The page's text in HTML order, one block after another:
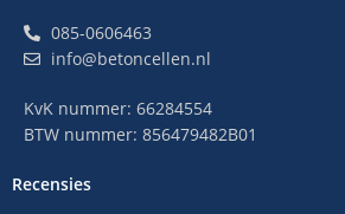
085-0606463
info@betoncellen.nl
KvK nummer: 66284554
BTW nummer: 856479482B01
Recensies